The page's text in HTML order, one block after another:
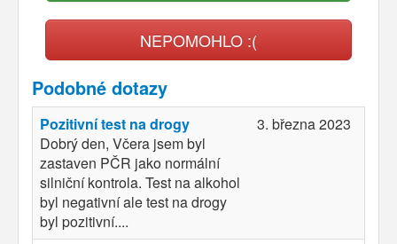
NEPOMOHLO :(
Podobné dotazy
Pozitivní test na drogy
Dobrý den, Včera jsem byl
zastaven PČR jako normální
silniční kontrola. Test na alkohol
byl negativní ale test na drogy
byl pozitivní....
3. března 2023